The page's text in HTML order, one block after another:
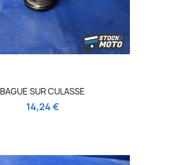
BAGUE SUR CULASSE
14,24 €